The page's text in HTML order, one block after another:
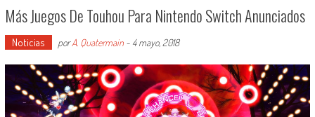
Más Juegos De Touhou Para Nintendo Switch Anunciados
Noticias porA. Quatermain- 4 mayo, 2018